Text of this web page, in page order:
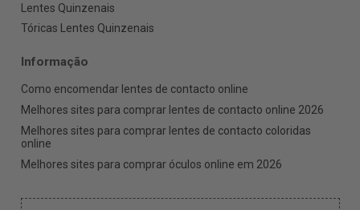
Lentes Quinzenais
Tóricas Lentes Quinzenais
Informação
Como encomendar lentes de contacto online
Melhores sites para comprar lentes de contacto online 2026
Melhores sites para comprar lentes de contacto coloridas
online
Melhores sites para comprar óculos online em 2026